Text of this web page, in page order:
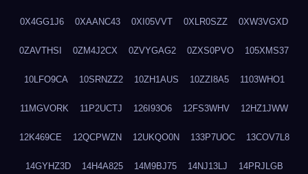
0X4GG1J6 0XAANC43 0XI05VVT 0XLR0SZZ 0XW3VGXD
0ZAVTHSI 0ZM4J2CX 0ZVYGAG2 0ZXS0PVO 105XMS37
10LFO9CA 10SRNZZ2 10ZH1AUS 10ZZI8A5 1103WHO1
11MGVORK 11P2UCTJ 126I93O6 12FS3WHV 12HZ1JWW
12K469CE 12QCPWZN 12UKQO0N 133P7UOC 13COV7L8
14GYHZ3D 14H4A825 14M9BJ75 14NJ13LJ 14PRJLGB